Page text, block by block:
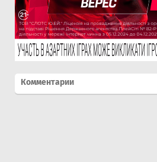
Комментарии